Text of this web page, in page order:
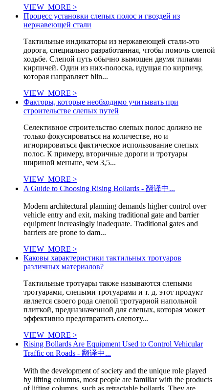
VIEW_MORE >
Процесс установки слепых полос и гвоздей из
нержавеющей стали
Тактильные индикаторы из нержавеющей стали-это
дорога, специально разработанная, чтобы помочь слепой
ходьбе. Слепой путь обычно вымощен двумя типами
кирпичей. Один из них-полоска, идущая по кирпичу,
которая направляет blin...
VIEW_MORE >
Факторы, которые необходимо учитывать при
строительстве слепых путей
Селективное строительство слепых полос должно не
только фокусироваться на количестве, но и
игнорироваться фактическое использование слепых
полос. К примеру, вторичные дороги и тротуары
шириной меньше, чем 3,5...
VIEW_MORE >
A Guide to Choosing Rising Bollards - 翻译中...
Modern architectural planning demands higher control over
vehicle entry and exit, making traditional gate and barrier
equipment increasingly inadequate. Traditional gates and
barriers are prone to dam...
VIEW_MORE >
Каковы характеристики тактильных тротуаров
различных материалов?
Тактильные тротуары также называются слепыми
тротуарами, слепыми тротуарами и т. д. этот продукт
является своего рода слепой тротуарной напольной
плиткой, предназначенной для слепых, которая может
эффективно предотвратить слепоту...
VIEW_MORE >
Rising Bollards Are Equipment Used to Control Vehicular
Traffic on Roads - 翻译中...
With the development of society and the unique role played
by lifting columns, most people are familiar with the products